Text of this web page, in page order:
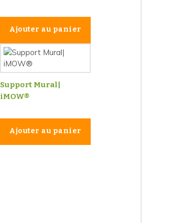
Ajouter au panier
Support Mural|
iMOW®
Ajouter au panier